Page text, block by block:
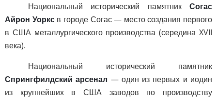
Национальный исторический памятник Согас
Айрон Уорксв городе Согас — место создания первого
в США металлургического производства (середина XVII
века).
Национальный исторический памятник
Спрингфилдский арсенал — один из первых и иодин
из крупнейших в США заводов по производству